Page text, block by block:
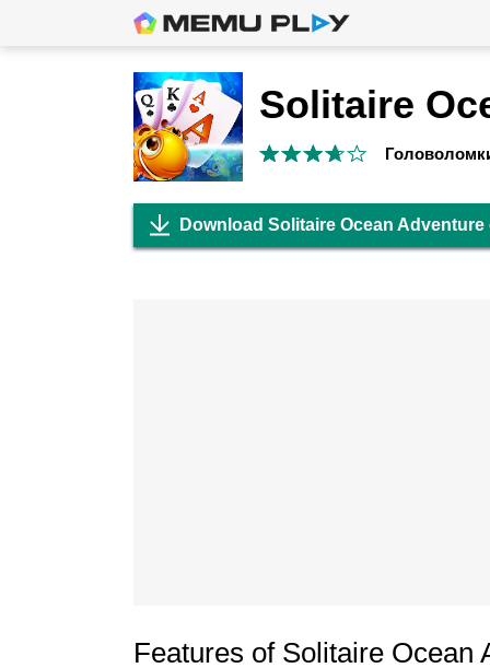
Download Solitaire Ocean Adventure
Features of Solitaire Ocean